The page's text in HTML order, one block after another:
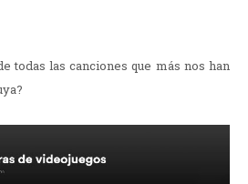
todas las canciones que más nos han